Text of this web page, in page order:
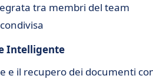
tra membri del team
Intelligente
e il recupero dei documenti